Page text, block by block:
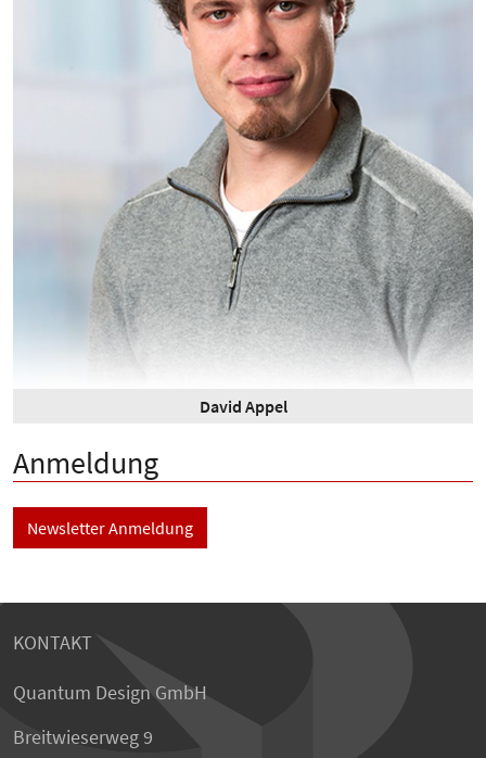
David Appel
Anmeldung
Newsletter Anmeldung
KONTAKT
Quantum Design GmbH
Breitwieserweg 9